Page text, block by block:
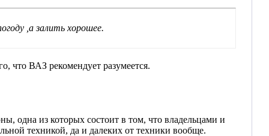
,а залить хорошее.
что ВАЗ рекомендует разумеется.
одна из которых состоит в том, что владельцами и
техникой, да и далеких от техники вообще.